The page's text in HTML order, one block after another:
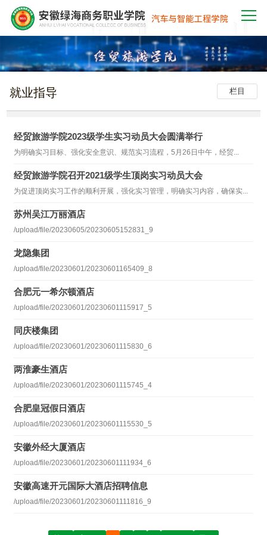
栏目
就业指导
经贸旅游学院2023级学生实习动员大会圆满举行
为明确实习目标、强化安全意识、规范实习流程，5月26日中午，经贸...
经贸旅游学院召开2021级学生顶岗实习动员大会
为促进顶岗实习工作的顺利开展，强化实习管理，明确实习内容，确保实...
苏州吴江万丽酒店
/upload/file/20230605/20230605152831_9
龙隐集团
/upload/file/20230601/20230601165409_8
合肥元一希尔顿酒店
/upload/file/20230601/20230601115917_5
同庆楼集团
/upload/file/20230601/20230601115830_6
两淮豪生酒店
/upload/file/20230601/20230601115745_4
合肥皇冠假日酒店
/upload/file/20230601/20230601115530_5
安徽外经大厦酒店
/upload/file/20230601/20230601111934_6
安徽高速开元国际大酒店招聘信息
/upload/file/20230601/20230601111816_9